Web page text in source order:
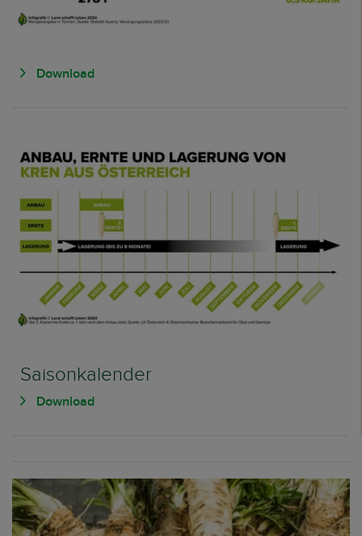
Download
Saisonkalender
Download